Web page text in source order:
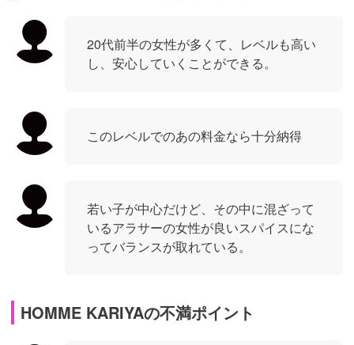
20代前半の女性が多くて、レベルも高い
し、安心していくことができる。
このレベルでのあの料金なら十分納得
若い子が中心だけど、その中に混ざって
いるアラサーの女性が良いスパイスにな
ってバランスが取れている。
HOMME KARIYAの不満ポイント